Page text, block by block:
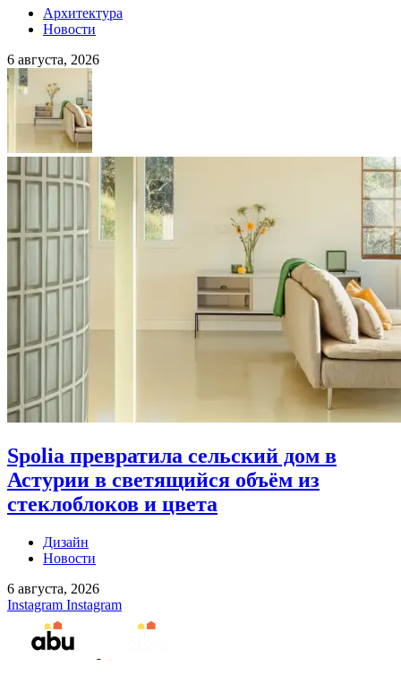
Архитектура
Новости
6 августа, 2026
Spolia превратила сельский дом в
Астурии в светящийся объём из
стеклоблоков и цвета
Дизайн
Новости
6 августа, 2026
Instagram Instagram